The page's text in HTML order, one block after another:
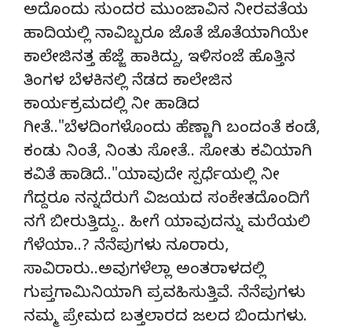
ಅದೊಂದು ಸುಂದರ ಮುಂಜಾವಿನ ನೀರವತೆಯ
ಹಾದಿಯಲ್ಲಿ ನಾವಿಬ್ಬರೂ ಜೊತೆ ಜೊತೆಯಾಗಿಯೇ
ಕಾಲೇಜಿನತ್ತ ಹೆಜ್ಜೆ ಹಾಕಿದ್ದು, ಇಳಿಸಂಜೆ ಹೊತ್ತಿನ
ತಿಂಗಳ ಬೆಳಕಿನಲ್ಲಿ ನೆಡದ ಕಾಲೇಜಿನ
ಕಾರ್ಯಕ್ರಮದಲ್ಲಿ ನೀ ಹಾಡಿದ
ಗೀತೆ.."ಬೆಳದಿಂಗಳೊಂದು ಹೆಣ್ಣಾಗಿ ಬಂದಂತೆ ಕಂಡೆ,
ಕಂಡು ನಿಂತೆ, ನಿಂತು ಸೋತೆ.. ಸೋತು ಕವಿಯಾಗಿ
ಕವಿತೆ ಹಾಡಿದೆ.."ಯಾವುದೇ ಸ್ಪರ್ಧೆಯಲ್ಲಿ ನೀ
ಗೆದ್ದರೂ ನನ್ನದೆರುಗೆ ವಿಜಯದ ಸಂಕೇತದೊಂದಿಗೆ
ನಗೆ ಬೀರುತ್ತಿದ್ದು.. ಹೀಗೆ ಯಾವುದನ್ನು ಮರೆಯಲಿ
ಗೆಳೆಯಾ..? ನೆನೆಪುಗಳು ನೂರಾರು,
ಸಾವಿರಾರು..ಅವುಗಳೆಲ್ಲಾ ಅಂತರಾಳದಲ್ಲಿ
ಗುಪ್ತಗಾಮಿನಿಯಾಗಿ ಪ್ರವಹಿಸುತ್ತಿವೆ. ನೆನೆಪುಗಳು
ನಮ್ಮ ಪ್ರೇಮದ ಬತ್ತಲಾರದ ಜಲದ ಬಿಂದುಗಳು.